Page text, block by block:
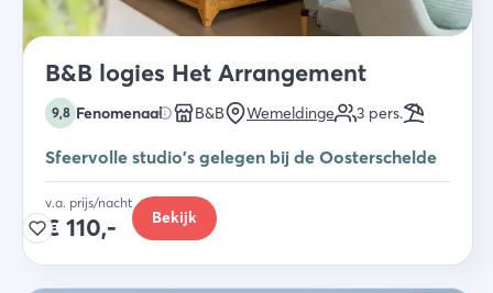
B&B logies Het Arrangement
9,8 Fenomenaal B&B Wemeldinge 3 pers.
Sfeervolle studio's gelegen bij de Oosterschelde
v.a. prijs/nacht
€ 110,- Bekijk